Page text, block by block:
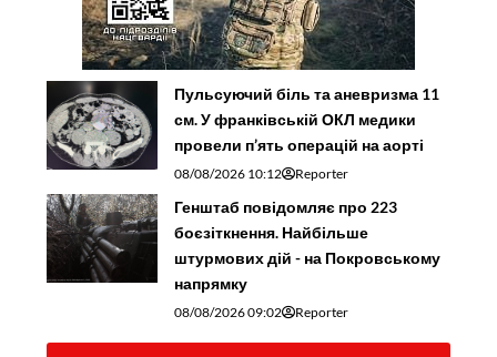
Пульсуючий біль та аневризма 11
см. У франківській ОКЛ медики
провели п’ять операцій на аорті
08/08/2026 10:12 Reporter
Генштаб повідомляє про 223
боєзіткнення. Найбільше
штурмових дій - на Покровському
напрямку
08/08/2026 09:02 Reporter